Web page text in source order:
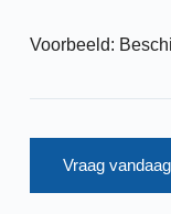
Voorbeeld:
Vraag